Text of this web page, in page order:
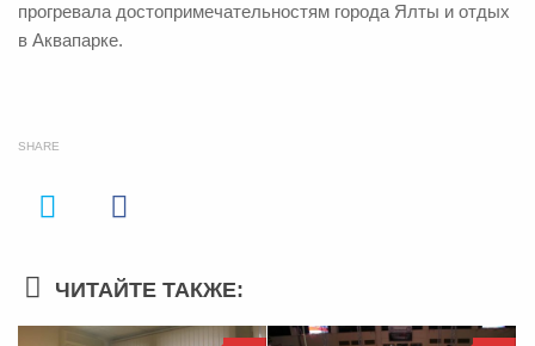
прогревала достопримечательностям города Ялты и отдых
в Аквапарке.
SHARE
ЧИТАЙТЕ ТАКЖЕ: